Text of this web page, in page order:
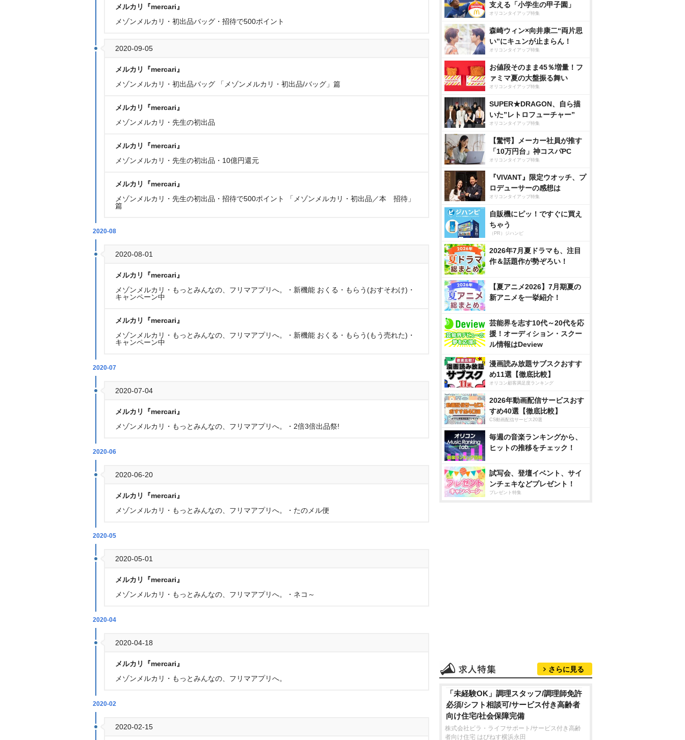
メルカリ『mercari』
メゾンメルカリ・初出品バッグ・招待で500ポイント
2020-09-05
メルカリ『mercari』
メゾンメルカリ・初出品バッグ 「メゾンメルカリ・初出品/バッグ」篇
メルカリ『mercari』
メゾンメルカリ・先生の初出品
メルカリ『mercari』
メゾンメルカリ・先生の初出品・10億円還元
メルカリ『mercari』
メゾンメルカリ・先生の初出品・招待で500ポイント 「メゾンメルカリ・初出品／本 招待」
篇
2020-08
2020-08-01
メルカリ『mercari』
メゾンメルカリ・もっとみんなの、フリマアプリへ。・新機能 おくる・もらう(おすそわけ)・
キャンペーン中
メルカリ『mercari』
メゾンメルカリ・もっとみんなの、フリマアプリへ。・新機能 おくる・もらう(もう売れた)・
キャンペーン中
2020-07
2020-07-04
メルカリ『mercari』
メゾンメルカリ・もっとみんなの、フリマアプリへ。・2倍3倍出品祭!
2020-06
2020-06-20
メルカリ『mercari』
メゾンメルカリ・もっとみんなの、フリマアプリへ。・たのメル便
2020-05
2020-05-01
メルカリ『mercari』
メゾンメルカリ・もっとみんなの、フリマアプリへ。・ネコ～
2020-04
2020-04-18
メルカリ『mercari』
メゾンメルカリ・もっとみんなの、フリマアプリへ。
2020-02
2020-02-15
支える「小学生の甲子園」
オリコンタイアップ特集
森崎ウィン×向井康二“両片思
い”にキュンが止まらん！
オリコンタイアップ特集
お値段そのまま45％増量！フ
ァミマ夏の大盤振る舞い
オリコンタイアップ特集
SUPER★DRAGON、自ら描
いた”レトロフューチャー”
オリコンタイアップ特集
【驚愕】メーカー社員が推す
「10万円台」神コスパPC
オリコンタイアップ特集
『VIVANT』限定ウオッチ、プ
ロデューサーの感想は
オリコンタイアップ特集
自販機にピッ！ですぐに買え
ちゃう
（PR）ジハンピ
2026年7月夏ドラマも、注目
作＆話題作が勢ぞろい！
【夏アニメ2026】7月期夏の
新アニメを一挙紹介！
芸能界を志す10代～20代を応
援！オーディション・スクー
ル情報はDeview
漫画読み放題サブスクおすす
め11選【徹底比較】
オリコン顧客満足度ランキング
2026年動画配信サービスおす
すめ40選【徹底比較】
CS動画配信サービス20選
毎週の音楽ランキングから、
ヒットの推移をチェック！
試写会、登壇イベント、サイ
ンチェキなどプレゼント！
プレゼント特集
さらに見る
「未経験OK」調理スタッフ/調理師免許
必須/シフト相談可/サービス付き高齢者
向け住宅/社会保障完備
株式会社ビラ・ライフサポート/サービス付き高齢
者向け住宅 はぴねす横浜永田